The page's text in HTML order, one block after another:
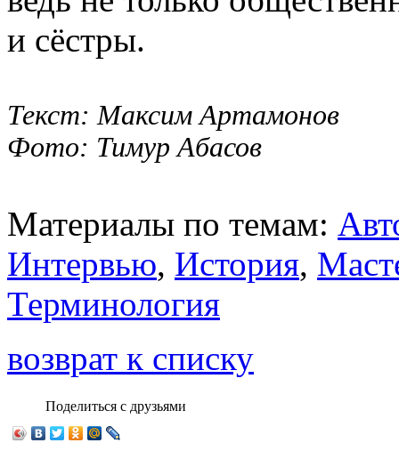
и сёстры.
Текст: Максим Артамонов
Фото: Тимур Абасов
Материалы по темам:
Интервью, История,
Терминология
возврат к списку
Поделиться с друзьями